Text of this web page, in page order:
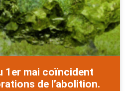
1er mai coïncident
de l’abolition.